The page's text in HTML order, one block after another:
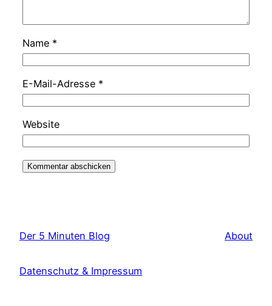
Name *
E-Mail-Adresse *
Website
Der 5 Minuten Blog About
Datenschutz & Impressum